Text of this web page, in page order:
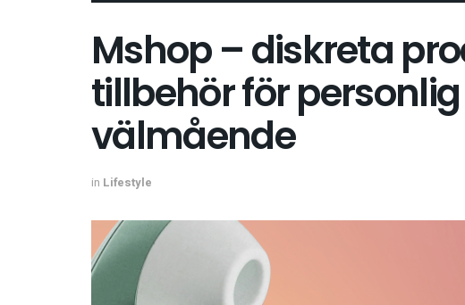
Mshop – diskreta
tillbehör för
välmående
in Lifestyle